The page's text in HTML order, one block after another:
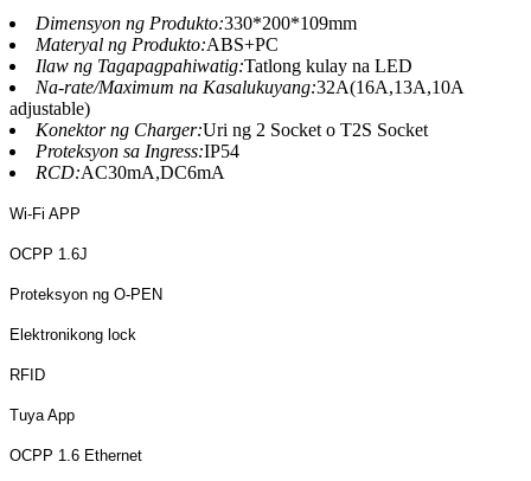
Dimensyon ng Produkto:330*200*109mm
Materyal ng Produkto:ABS+PC
Ilaw ng Tagapagpahiwatig:Tatlong kulay na LED
Na-rate/Maximum na Kasalukuyang:32A(16A,13A,10A
adjustable)
Konektor ng Charger:Uri ng 2 Socket o T2S Socket
Proteksyon sa Ingress:IP54
RCD:AC30mA,DC6mA
Wi-Fi APP
OCPP 1.6J
Proteksyon ng O-PEN
Elektronikong lock
RFID
Tuya App
OCPP 1.6 Ethernet